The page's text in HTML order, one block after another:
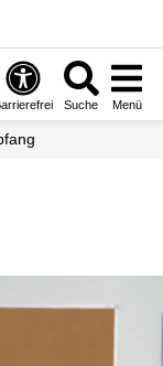
Suche Menü